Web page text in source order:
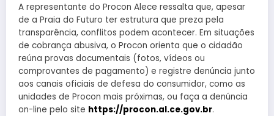
A representante do Procon Alece ressalta que, apesar
de a Praia do Futuro ter estrutura que preza pela
transparência, conflitos podem acontecer. Em situações
de cobrança abusiva, o Procon orienta que o cidadão
reúna provas documentais (fotos, vídeos ou
comprovantes de pagamento) e registre denúncia junto
aos canais oficiais de defesa do consumidor, como as
unidades de Procon mais próximas, ou faça a denúncia
on-line pelo site https://procon.al.ce.gov.br.